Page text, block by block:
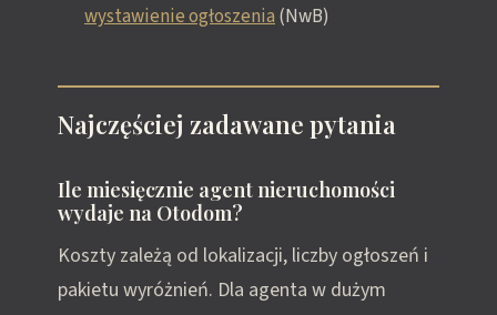
wystawienie ogłoszenia(NwB)
Najczęściej zadawane pytania
Ile miesięcznie agent nieruchomości
wydaje na Otodom?
Koszty zależą od lokalizacji, liczby ogłoszeń i
pakietu wyróżnień. Dla agenta w dużym